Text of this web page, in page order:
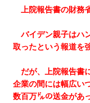
上院報告書の財務
バイデン親子はハ
取ったという報道を
だが、上院報告書
企業の間には幅広い
数百万㌦の送金があ